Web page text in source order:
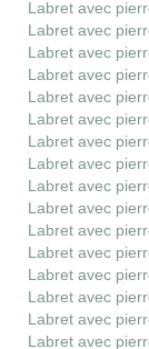
Labret avec
Labret avec
Labret avec
Labret avec
Labret avec
Labret avec
Labret avec
Labret avec
Labret avec
Labret avec
Labret avec
Labret avec
Labret avec
Labret avec
Labret avec
Labret avec